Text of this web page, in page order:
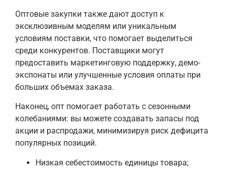
Оптовые закупки также дают доступ к
эксклюзивным моделям или уникальным
условиям поставки, что помогает выделиться
среди конкурентов. Поставщики могут
предоставить маркетинговую поддержку, демо-
экспонаты или улучшенные условия оплаты при
больших объемах заказа.
Наконец, опт помогает работать с сезонными
колебаниями: вы можете создавать запасы под
акции и распродажи, минимизируя риск дефицита
популярных позиций.
Низкая себестоимость единицы товара;